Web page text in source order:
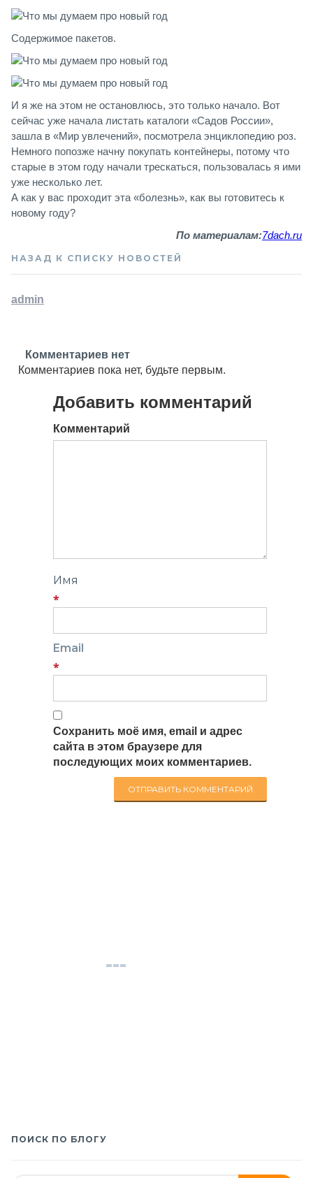
Содержимое пакетов.
И я же на этом не остановлюсь, это только начало. Вот
сейчас уже начала листать каталоги «Садов России»,
зашла в «Мир увлечений», посмотрела энциклопедию роз.
Немного попозже начну покупать контейнеры, потому что
старые в этом году начали трескаться, пользовалась я ими
уже несколько лет.
А как у вас проходит эта «болезнь», как вы готовитесь к
новому году?
По материалам:7dach.ru
НАЗАД К СПИСКУ НОВОСТЕЙ
admin
Комментариев нет
Комментариев пока нет, будьте первым.
Добавить комментарий
Комментарий
Имя
*
Email
*
Сохранить моё имя, email и адрес
сайта в этом браузере для
последующих моих комментариев.
ПОИСК ПО БЛОГУ